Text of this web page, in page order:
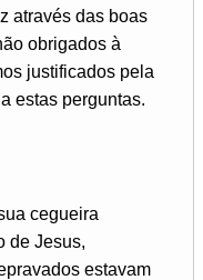
através das boas
obrigados à
justificados pela
estas perguntas.
cegueira
de Jesus,
estavam